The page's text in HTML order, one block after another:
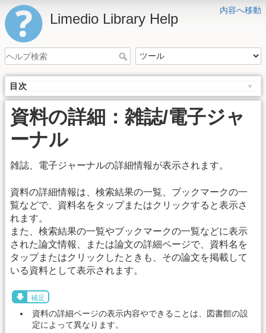
内容へ移動
Limedio Library Help
目次
資料の詳細：雑誌/電子ジャ
ーナル
雑誌、電子ジャーナルの詳細情報が表示されます。
資料の詳細情報は、検索結果の一覧、ブックマークの一
覧などで、資料名をタップまたはクリックすると表示さ
れます。
また、検索結果の一覧やブックマークの一覧などに表示
された論文情報、または論文の詳細ページで、資料名を
タップまたはクリックしたときも、その論文を掲載して
いる資料として表示されます。
補足
資料の詳細ページの表示内容やできることは、図書館の設
定によって異なります。